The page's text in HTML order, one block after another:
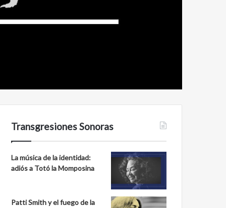
Transgresiones Sonoras
La música de la identidad:
adiós a Totó la Momposina
Patti Smith y el fuego de la